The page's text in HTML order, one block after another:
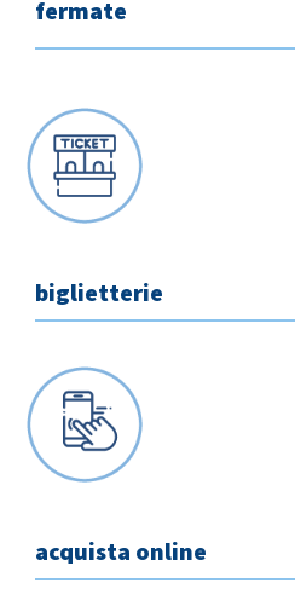
fermate
biglietterie
acquista online